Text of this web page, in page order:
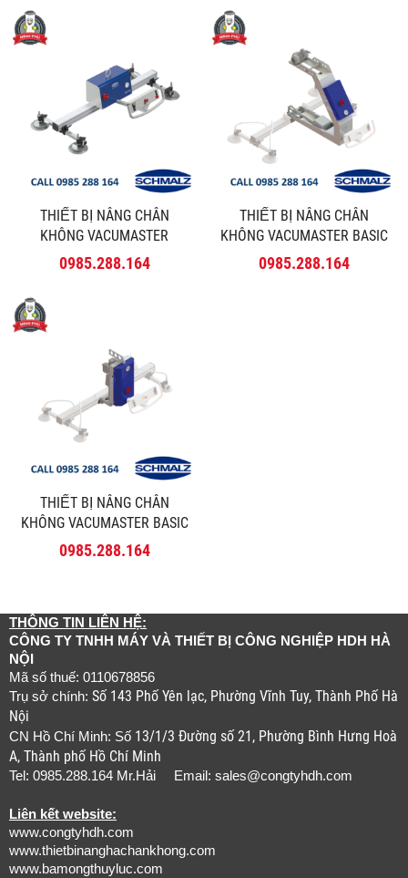
THIẾT BỊ NÂNG CHÂN
KHÔNG VACUMASTER
COMFORT - SCHMALZ
0985.288.164
THIẾT BỊ NÂNG CHÂN
KHÔNG VACUMASTER BASIC
180º - SCHMALZ
0985.288.164
THIẾT BỊ NÂNG CHÂN
KHÔNG VACUMASTER BASIC
90º - SCHMALZ
0985.288.164
THÔNG TIN LIÊN HỆ:
CÔNG TY TNHH MÁY VÀ THIẾT BỊ CÔNG NGHIỆP HDH HÀ
NỘI
Mã số thuế: 0110678856
Trụ sở chính: Số 143 Phố Yên lạc, Phường Vĩnh Tuy, Thành Phố Hà
Nội
CN Hồ Chí Minh: Số 13/1/3 Đường số 21, Phường Bình Hưng Hoà
A, Thành phố Hồ Chí Minh
Tel: 0985.288.164 Mr.Hải Email: sales@congtyhdh.com
Liên kết website:
www.congtyhdh.com
www.thietbinanghachankhong.com
www.bamongthuyluc.com